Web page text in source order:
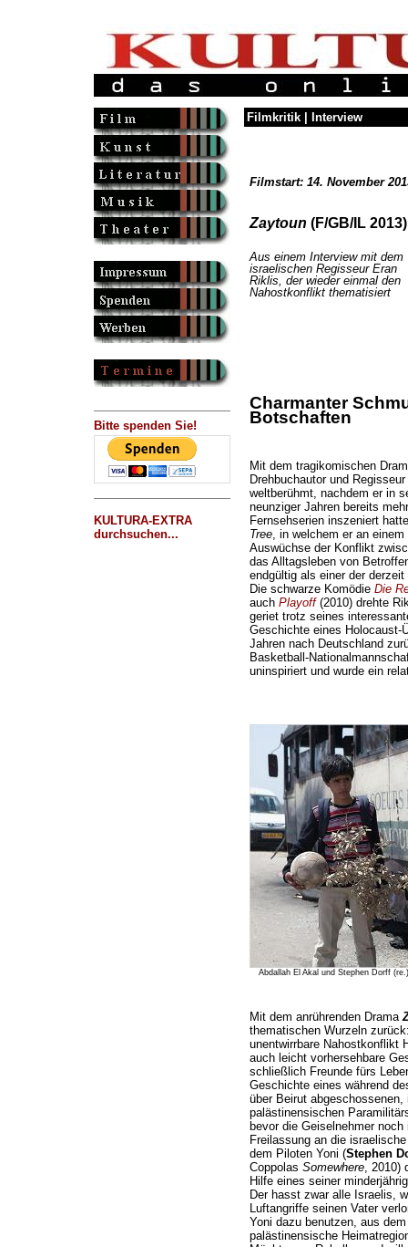
Bitte spenden Sie!
KULTURA-EXTRA
durchsuchen...
Filmkritik | Interview
Filmstart: 14. November
Zaytoun (F/GB/IL 2013)
Aus einem Interview mit dem
israelischen Regisseur Eran
Riklis, der wieder einmal den
Nahostkonflikt thematisiert
Charmanter
Botschaften
Mit dem tragikomischen
Drehbuchautor und Regisseur
weltberühmt, nachdem er in
neunziger Jahren bereits
Fernsehserien inszeniert
Tree, in welchem er an
Auswüchse der Konflikt
das Alltagsleben von
endgültig als einer der
Die schwarze Komödie Die
auch Playoff(2010) drehte
geriet trotz seines
Geschichte eines Holocaust-
Jahren nach Deutschland
Basketball-
uninspiriert und wurde ein
Abdallah El Akal und Stephen Dorff
Mit dem anrührenden Drama
thematischen Wurzeln
unentwirrbare Nahostkonflikt
auch leicht vorhersehbare
schließlich Freunde fürs
Geschichte eines während
über Beirut
palästinensischen
bevor die Geiselnehmer
Freilassung an die
dem Piloten Yoni (Stephen
Coppolas Somewhere, 2010)
Hilfe eines seiner
Der hasst zwar alle Israelis,
Luftangriffe seinen Vater
Yoni dazu benutzen, aus
palästinensische